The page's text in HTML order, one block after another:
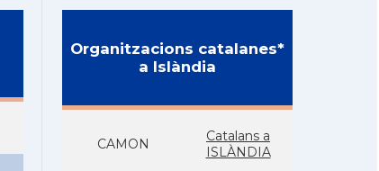
Organitzacions catalanes*
a Islàndia
CAMON
Catalans a
ISLÀNDIA